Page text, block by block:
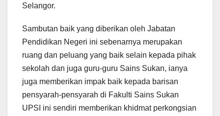
Selangor.
Sambutan baik yang diberikan oleh Jabatan
Pendidikan Negeri ini sebenarnya merupakan
ruang dan peluang yang baik selain kepada pihak
sekolah dan juga guru-guru Sains Sukan, ianya
juga memberikan impak baik kepada barisan
pensyarah-pensyarah di Fakulti Sains Sukan
UPSI ini sendiri memberikan khidmat perkongsian